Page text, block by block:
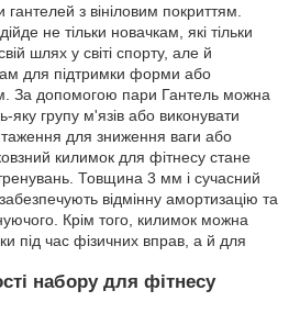
з вініловим покриттям.
не тільки новачкам, які тільки
шлях у світі спорту, але й
для підтримки форми або
За допомогою пари Гантель можна
яку групу м'язів або виконувати
для зниження ваги або
килимок для фітнесу стане
Товщина 3 мм і сучасний
відмінну амортизацію та
Крім того, килимок можна
під час фізичних вправ, а й для
набору для фітнесу